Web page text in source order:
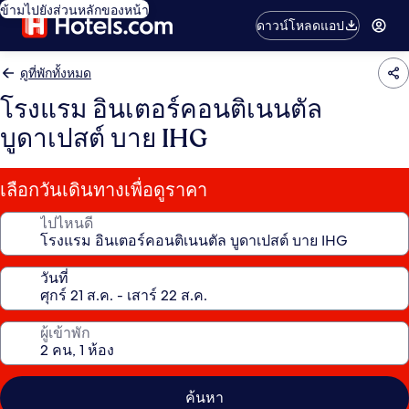
ข้ามไปยังส่วนหลักของหน้า
ดาวน์โหลดแอป
ดูที่พักทั้งหมด
โรงแรม อินเตอร์คอนติเนนตัล
บูดาเปสต์ บาย IHG
เลือกวันเดินทางเพื่อดูราคา
ไปไหนดี
วันที่
ผู้เข้าพัก
ค้นหา